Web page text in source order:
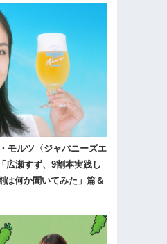
モルツ〈ジャパニーズエ
広瀬すず、9割本実践し
は何か聞いてみた」篇＆